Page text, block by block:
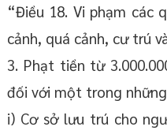
“Điều 18. Vi phạm các
cảnh, quá cảnh, cư trú
3. Phạt tiền từ
đối với một trong
i) Cơ sở lưu trú cho